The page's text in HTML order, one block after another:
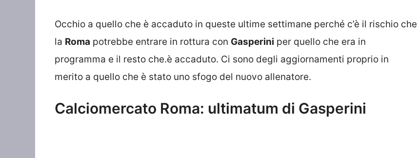
Occhio a quello che è accaduto in queste ultime settimane perché c’è il rischio che
la Roma potrebbe entrare in rottura con Gasperini per quello che era in
programma e il resto che.è accaduto. Ci sono degli aggiornamenti proprio in
merito a quello che è stato uno sfogo del nuovo allenatore.
Calciomercato Roma: ultimatum di Gasperini